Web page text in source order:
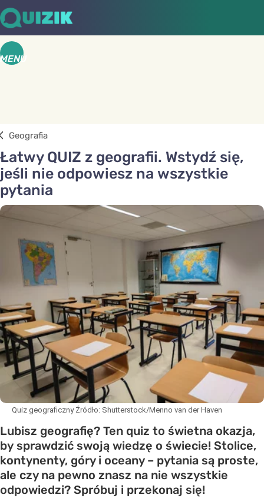
MENU
Geografia
Łatwy QUIZ z geografii. Wstydź się,
jeśli nie odpowiesz na wszystkie
pytania
Quiz geograficzny Źródło: Shutterstock/Menno van der Haven
Lubisz geografię? Ten quiz to świetna okazja,
by sprawdzić swoją wiedzę o świecie! Stolice,
kontynenty, góry i oceany – pytania są proste,
ale czy na pewno znasz na nie wszystkie
odpowiedzi? Spróbuj i przekonaj się!